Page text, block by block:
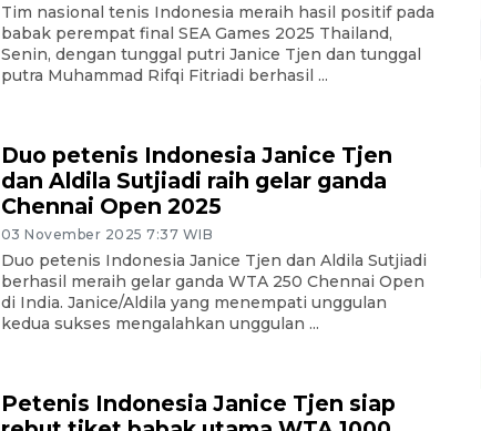
Tim nasional tenis Indonesia meraih hasil positif pada
babak perempat final SEA Games 2025 Thailand,
Senin, dengan tunggal putri Janice Tjen dan tunggal
putra Muhammad Rifqi Fitriadi berhasil ...
Duo petenis Indonesia Janice Tjen
dan Aldila Sutjiadi raih gelar ganda
Chennai Open 2025
03 November 2025 7:37 WIB
Duo petenis Indonesia Janice Tjen dan Aldila Sutjiadi
berhasil meraih gelar ganda WTA 250 Chennai Open
di India. Janice/Aldila yang menempati unggulan
kedua sukses mengalahkan unggulan ...
Petenis Indonesia Janice Tjen siap